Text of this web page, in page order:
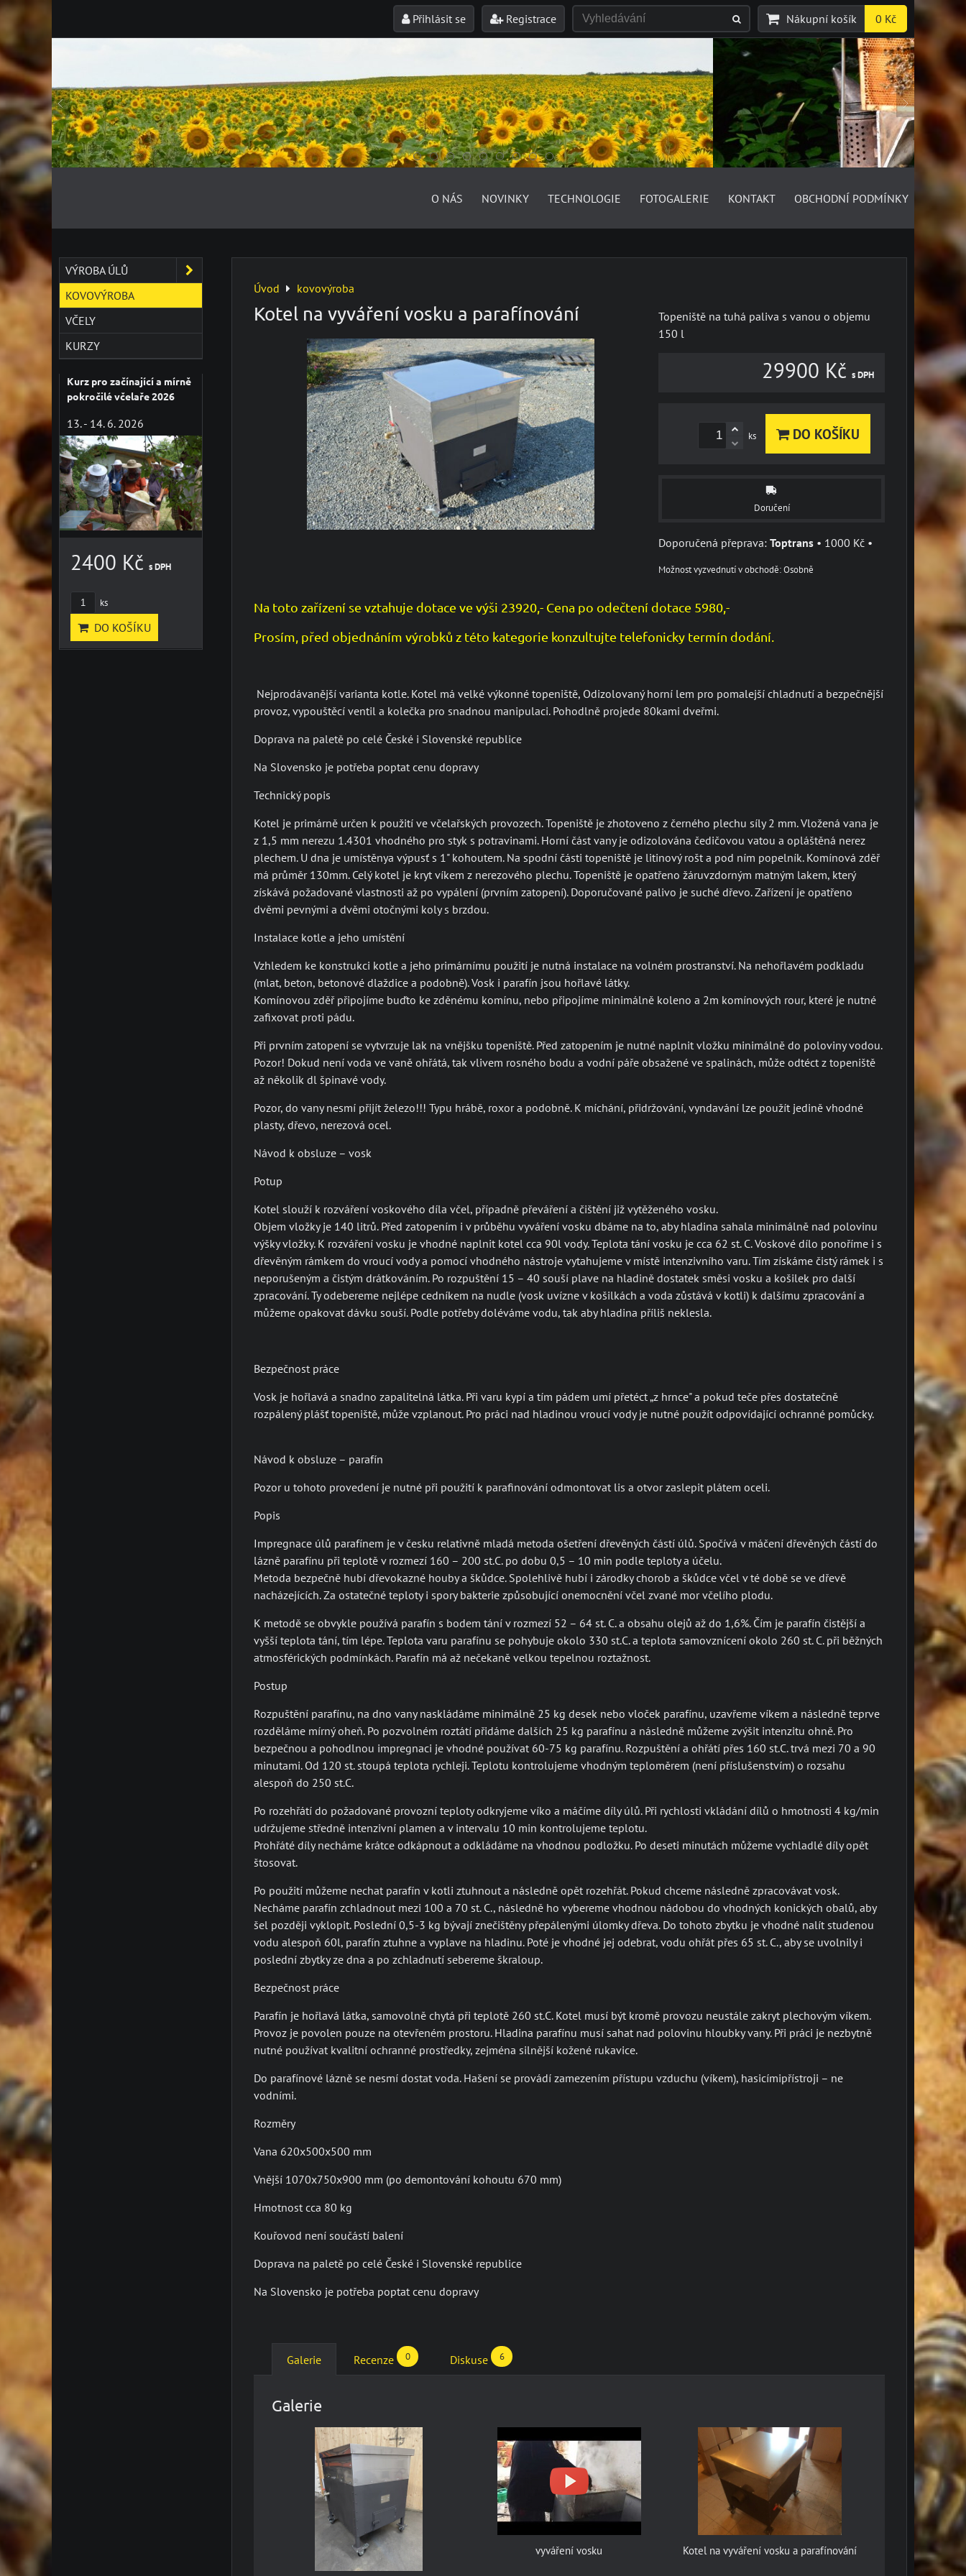
Přihlásit se Registrace Nákupní košík 0 Kč
O NÁS NOVINKY TECHNOLOGIE FOTOGALERIE KONTAKT OBCHODNÍ PODMÍNKY
Úvod kovovýroba
Kotel na vyváření vosku a parafínování
Topeniště na tuhá paliva s vanou o objemu
150 l
29900 Kč s DPH
ks DO KOŠÍKU
Doručení
Toptrans • 1000 Kč •
Osobně
Na toto zařízení se vztahuje dotace ve výši 23920,- Cena po odečtení dotace 5980,-
Prosím, před objednáním výrobků z této kategorie konzultujte telefonicky termín dodání.
Nejprodávanější varianta kotle. Kotel má velké výkonné topeniště, Odizolovaný horní lem pro pomalejší chladnutí a bezpečnější
provoz, vypouštěcí ventil a kolečka pro snadnou manipulaci. Pohodlně projede 80kami dveřmi.
Doprava na paletě po celé České i Slovenské republice
Na Slovensko je potřeba poptat cenu dopravy
Technický popis
Kotel je primárně určen k použití ve včelařských provozech. Topeniště je zhotoveno z černého plechu síly 2 mm. Vložená vana je
z 1,5 mm nerezu 1.4301 vhodného pro styk s potravinami. Horní část vany je odizolována čedičovou vatou a opláštěná nerez
plechem. U dna je umístěnya výpusť s 1" kohoutem. Na spodní části topeniště je litinový rošt a pod ním popelník. Komínová zděř
má průměr 130mm. Celý kotel je kryt víkem z nerezového plechu. Topeniště je opatřeno žáruvzdorným matným lakem, který
získává požadované vlastnosti až po vypálení (prvním zatopení). Doporučované palivo je suché dřevo. Zařízení je opatřeno
dvěmi pevnými a dvěmi otočnými koly s brzdou.
Instalace kotle a jeho umístění
Vzhledem ke konstrukci kotle a jeho primárnímu použití je nutná instalace na volném prostranství. Na nehořlavém podkladu
(mlat, beton, betonové dlaždice a podobně). Vosk i parafín jsou hořlavé látky.
Komínovou zděř připojíme buďto ke zděnému komínu, nebo připojíme minimálně koleno a 2m komínových rour, které je nutné
zafixovat proti pádu.
Při prvním zatopení se vytvrzuje lak na vnějšku topeniště. Před zatopením je nutné naplnit vložku minimálně do poloviny vodou.
Pozor! Dokud není voda ve vaně ohřátá, tak vlivem rosného bodu a vodní páře obsažené ve spalinách, může odtéct z topeniště
až několik dl špinavé vody.
Pozor, do vany nesmí přijít železo!!! Typu hrábě, roxor a podobně. K míchání, přidržování, vyndavání lze použít jedině vhodné
plasty, dřevo, nerezová ocel.
Návod k obsluze – vosk
Potup
Kotel slouží k rozváření voskového díla včel, případně převáření a čištění již vytěženého vosku.
Objem vložky je 140 litrů. Před zatopením i v průběhu vyváření vosku dbáme na to, aby hladina sahala minimálně nad polovinu
výšky vložky. K rozváření vosku je vhodné naplnit kotel cca 90l vody. Teplota tání vosku je cca 62 st. C. Voskové dílo ponoříme i s
dřevěným rámkem do vroucí vody a pomocí vhodného nástroje vytahujeme v místě intenzivního varu. Tím získáme čistý rámek i s
neporušeným a čistým drátkováním. Po rozpuštění 15 – 40 souší plave na hladině dostatek směsi vosku a košilek pro další
zpracování. Ty odebereme nejlépe cedníkem na nudle (vosk uvízne v košilkách a voda zůstává v kotli) k dalšímu zpracování a
můžeme opakovat dávku souší. Podle potřeby doléváme vodu, tak aby hladina příliš neklesla.
Bezpečnost práce
Vosk je hořlavá a snadno zapalitelná látka. Při varu kypí a tím pádem umí přetéct „z hrnce" a pokud teče přes dostatečně
rozpálený plášť topeniště, může vzplanout. Pro práci nad hladinou vroucí vody je nutné použít odpovídající ochranné pomůcky.
Návod k obsluze – parafín
Pozor u tohoto provedení je nutné při použití k parafinování odmontovat lis a otvor zaslepit plátem oceli.
Popis
Impregnace úlů parafínem je v česku relativně mladá metoda ošetření dřevěných částí úlů. Spočívá v máčení dřevěných částí do
lázně parafínu při teplotě v rozmezí 160 – 200 st.C. po dobu 0,5 – 10 min podle teploty a účelu.
Metoda bezpečně hubí dřevokazné houby a škůdce. Spolehlivě hubí i zárodky chorob a škůdce včel v té době se ve dřevě
nacházejících. Za ostatečné teploty i spory bakterie způsobující onemocnění včel zvané mor včelího plodu.
K metodě se obvykle používá parafín s bodem tání v rozmezí 52 – 64 st. C. a obsahu olejů až do 1,6%. Čím je parafín čistější a
vyšší teplota tání, tím lépe. Teplota varu parafínu se pohybuje okolo 330 st.C. a teplota samovznícení okolo 260 st. C. při běžných
atmosférických podmínkách. Parafín má až nečekaně velkou tepelnou roztažnost.
Postup
Rozpuštění parafínu, na dno vany naskládáme minimálně 25 kg desek nebo vloček parafínu, uzavřeme víkem a následně teprve
rozděláme mírný oheň. Po pozvolném roztátí přidáme dalších 25 kg parafínu a následně můžeme zvýšit intenzitu ohně. Pro
bezpečnou a pohodlnou impregnaci je vhodné používat 60-75 kg parafínu. Rozpuštění a ohřátí přes 160 st.C. trvá mezi 70 a 90
minutami. Od 120 st. stoupá teplota rychleji. Teplotu kontrolujeme vhodným teploměrem (není příslušenstvím) o rozsahu
alespoň do 250 st.C.
Po rozehřátí do požadované provozní teploty odkryjeme víko a máčíme díly úlů. Při rychlosti vkládání dílů o hmotnosti 4 kg/min
udržujeme středně intenzivní plamen a v intervalu 10 min kontrolujeme teplotu.
Prohřáté díly necháme krátce odkápnout a odkládáme na vhodnou podložku. Po deseti minutách můžeme vychladlé díly opět
štosovat.
Po použití můžeme nechat parafín v kotli ztuhnout a následně opět rozehřát. Pokud chceme následně zpracovávat vosk.
Necháme parafín zchladnout mezi 100 a 70 st. C., následně ho vybereme vhodnou nádobou do vhodných konických obalů, aby
šel později vyklopit. Poslední 0,5-3 kg bývají znečištěny přepálenými úlomky dřeva. Do tohoto zbytku je vhodné nalít studenou
vodu alespoň 60l, parafín ztuhne a vyplave na hladinu. Poté je vhodné jej odebrat, vodu ohřát přes 65 st. C., aby se uvolnily i
poslední zbytky ze dna a po zchladnutí sebereme škraloup.
Bezpečnost práce
Parafín je hořlavá látka, samovolně chytá při teplotě 260 st.C. Kotel musí být kromě provozu neustále zakryt plechovým víkem.
Provoz je povolen pouze na otevřeném prostoru. Hladina parafínu musí sahat nad polovinu hloubky vany. Při práci je nezbytně
nutné používat kvalitní ochranné prostředky, zejména silnější kožené rukavice.
Do parafínové lázně se nesmí dostat voda. Hašení se provádí zamezením přístupu vzduchu (víkem), hasicímipřístroji – ne
vodními.
Rozměry
Vana 620x500x500 mm
Vnější 1070x750x900 mm (po demontování kohoutu 670 mm)
Hmotnost cca 80 kg
Kouřovod není součástí balení
Doprava na paletě po celé České i Slovenské republice
Na Slovensko je potřeba poptat cenu dopravy
Galerie Recenze 0 Diskuse 6
Galerie
vyváření vosku Kotel na vyváření vosku a parafínování
VÝROBA ÚLŮ
KOVOVÝROBA
VČELY
KURZY
Kurz pro začínající a mírně
pokročilé včelaře 2026
13. - 14. 6. 2026
2400 Kč s DPH
ks
DO KOŠÍKU